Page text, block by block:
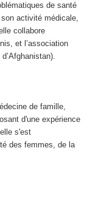
de santé
activité médicale,
collabore
et l’association
de famille,
d'une expérience
s'est
des femmes, de la